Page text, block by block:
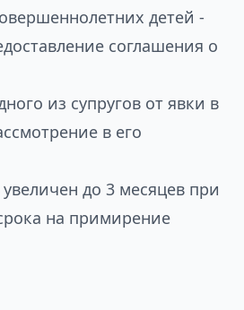
детей -
соглашения о
из супругов от явки в
в его
до 3 месяцев при
на примирение